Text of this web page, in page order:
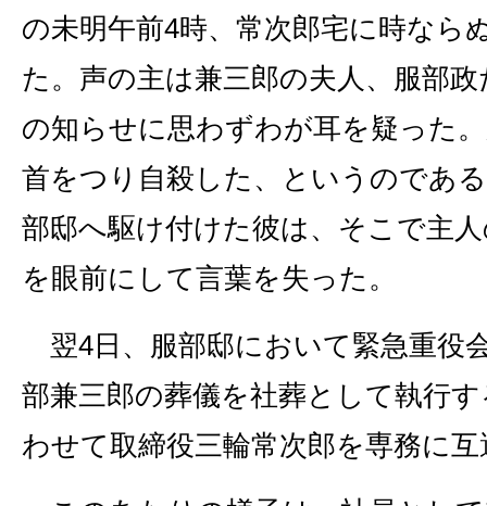
の未明午前4時、常次郎宅に時なら
た。声の主は兼三郎の夫人、服部
の知らせに思わずわが耳を疑った
首をつり自殺した、というのであ
部邸へ駆け付けた彼は、そこで主
を眼前にして言葉を失った。
翌4日、服部邸において緊急重役
部兼三郎の葬儀を社葬として執行
わせて取締役三輪常次郎を専務に